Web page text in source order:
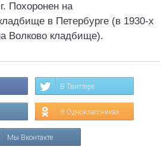
Похоронен на
в Петербурге (в 1930-х
Волково кладбище).
В Твиттере
В Одноклассниках
Мы Вконтакте